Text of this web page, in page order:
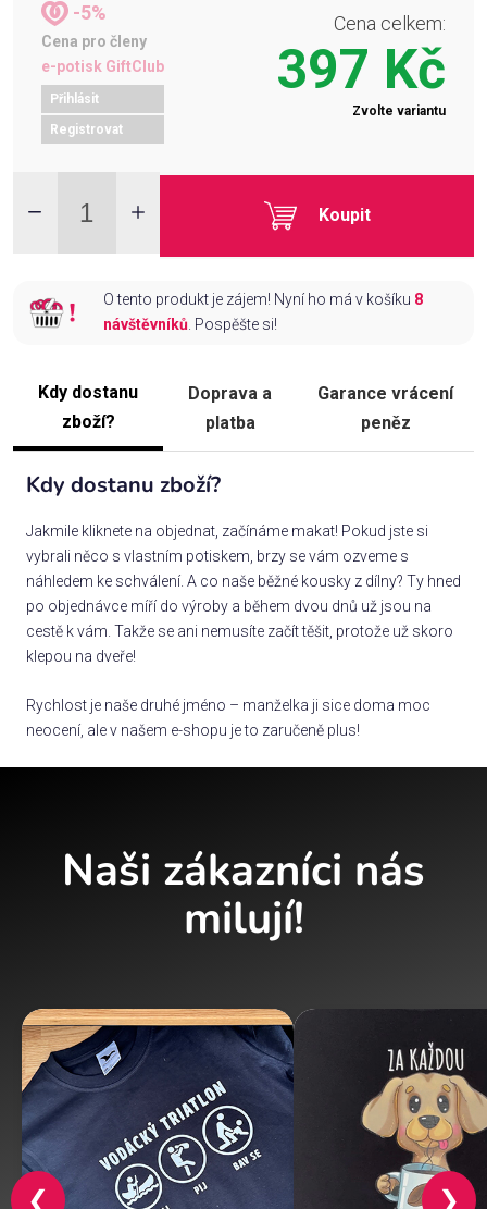
-5%
Cena pro členy
e-potisk GiftClub
Přihlásit
Registrovat
Cena celkem:
397 Kč
Zvolte variantu
Koupit
O tento produkt je zájem! Nyní ho má v košíku 8
návštěvníků. Pospěšte si!
Kdy dostanu
zboží?
Doprava a
platba
Garance vrácení
peněz
Kdy dostanu zboží?
Jakmile kliknete na objednat, začínáme makat! Pokud jste si
vybrali něco s vlastním potiskem, brzy se vám ozveme s
náhledem ke schválení. A co naše běžné kousky z dílny? Ty hned
po objednávce míří do výroby a během dvou dnů už jsou na
cestě k vám. Takže se ani nemusíte začít těšit, protože už skoro
klepou na dveře!
Rychlost je naše druhé jméno – manželka ji sice doma moc
neocení, ale v našem e-shopu je to zaručeně plus!
Naši zákazníci nás
milují!
❮ ❯